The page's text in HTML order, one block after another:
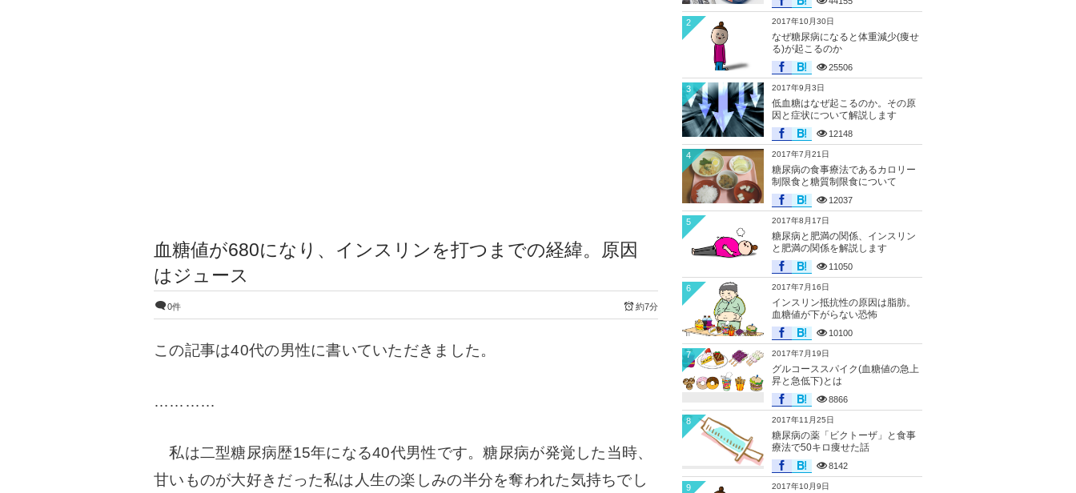
血糖値が680になり、インスリンを打つまでの経緯。原因
はジュース
0件 約7分
この記事は40代の男性に書いていただきました。
…………
私は二型糖尿病歴15年になる40代男性です。糖尿病が発覚した当時、
甘いものが大好きだった私は人生の楽しみの半分を奪われた気持ちでし
2017年10月30日
なぜ糖尿病になると体重減少(痩せ
る)が起こるのか
25506
2
2017年9月3日
低血糖はなぜ起こるのか。その原
因と症状について解説します
12148
3
2017年7月21日
糖尿病の食事療法であるカロリー
制限食と糖質制限食について
12037
4
2017年8月17日
糖尿病と肥満の関係、インスリン
と肥満の関係を解説します
11050
5
2017年7月16日
インスリン抵抗性の原因は脂肪。
血糖値が下がらない恐怖
10100
6
2017年7月19日
グルコーススパイク(血糖値の急上
昇と急低下)とは
8866
7
2017年11月25日
糖尿病の薬「ビクトーザ」と食事
療法で50キロ痩せた話
8142
8
2017年10月9日
9